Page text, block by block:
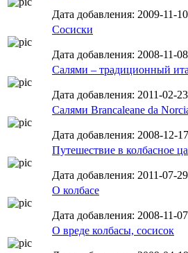
Дата добавления: 2009-11-
Сосиски
Дата добавления: 2008-11-
Салями – традиционный
Дата добавления: 2011-02-
Салями Brancaleane da
Дата добавления: 2008-12-
Путешествие в колбасное
Дата добавления: 2011-07-
О колбасе
Дата добавления: 2008-11-
О вреде колбасы, сосисок